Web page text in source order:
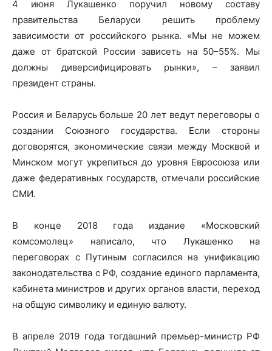
4 июня Лукашенко поручил новому составу
правительства Беларуси решить проблему
зависимости от российского рынка. «Мы не можем
даже от братской России зависеть на 50–55%. Мы
должны диверсифицировать рынки», – заявил
президент страны.
Россия и Беларусь больше 20 лет ведут переговоры о
создании Союзного государства. Если стороны
договорятся, экономические связи между Москвой и
Минском могут укрепиться до уровня Евросоюза или
даже федеративных государств, отмечали российские
СМИ.
В конце 2018 года издание «Московский
комсомолец» написало, что Лукашенко на
переговорах с Путиным согласился на унификацию
законодательства с РФ, создание единого парламента,
кабинета министров и других органов власти, переход
на общую символику и единую валюту.
В апреле 2019 года тогдашний премьер-министр РФ